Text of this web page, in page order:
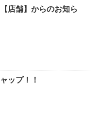
店舗】からのお知ら
ップ！！